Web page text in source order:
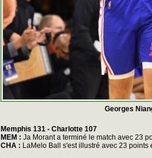
Georges
Memphis 131 - Charlotte 107
MEM :Ja Morant a terminé le match avec 23
CHA : LaMelo Ball s'est illustré avec 23 points